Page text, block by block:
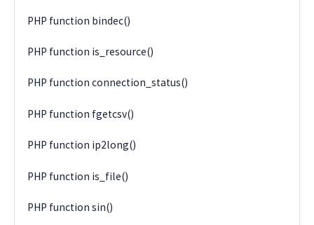
PHP function bindec()
PHP function is_resource()
PHP function connection_status()
PHP function fgetcsv()
PHP function ip2long()
PHP function is_file()
PHP function sin()